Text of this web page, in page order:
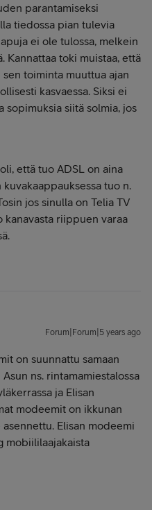
parantamiseksi
tiedossa pian tulevia
ei ole tulossa, melkein
Kannattaa toki muistaa, että
toiminta muuttua ajan
kasvaessa. Siksi ei
sopimuksia siitä solmia, jos
että tuo ADSL on aina
kuvakaappauksessa tuo n.
jos sinulla on Telia TV
kanavasta riippuen varaa
Forum|Forum|5 years ago
on suunnattu samaan
Asun ns. rintamamiestalossa
ja Elisan
modeemit on ikkunan
Elisan modeemi
mobiililaajakaista